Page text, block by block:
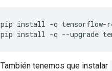
pip install -q tensorflow-
pip install -q --upgrade
También tenemos que instalar